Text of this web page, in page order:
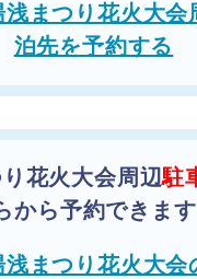
浅まつり花火大会
泊先を予約する
花火大会周辺駐
から予約できます
浅まつり花火大会